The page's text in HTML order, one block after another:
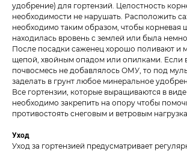
удобрение) для гортензий. Целостность
необходимости не нарушать. Расположить
необходимо таким образом, чтобы корневая
находилась вровень с землей или была
После посадки саженец хорошо поливают и
щепой, хвойным опадом или опилками. Если
почвосмесь не добавлялось ОМУ, то под
заделать в грунт любое минеральное
Все гортензии, которые выращиваются в
необходимо закрепить на опору чтобы
противостоять снеговым и ветровым
Уход
Уход за гортензией предусматривает